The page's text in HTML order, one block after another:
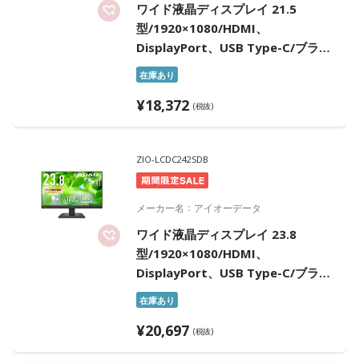
ワイド液晶ディスプレイ 21.5
型/1920×1080/HDMI、
DisplayPort、USB Type-C/ブラッ
ク/スピーカー：あり/100Hz対応で
視認性アップ!/「5年保証」
在庫あり
¥18,372 (税抜)
ZIO-LCDC242SDB
メーカー名 アイオーデータ
ワイド液晶ディスプレイ 23.8
型/1920×1080/HDMI、
DisplayPort、USB Type-C/ブラッ
ク/スピーカー：あり/100Hz対応で
視認性アップ!/「5年保証」
在庫あり
¥20,697 (税抜)